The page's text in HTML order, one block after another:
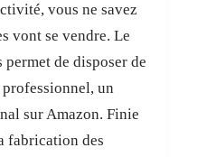
vous ne savez
vont se vendre. Le
de disposer de
un
sur Amazon. Finie
fabrication des